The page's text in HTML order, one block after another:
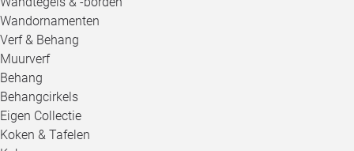
Wandornamenten
Verf & Behang
Muurverf
Behang
Behangcirkels
Eigen Collectie
Koken & Tafelen